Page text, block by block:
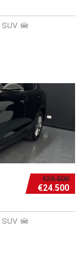
SUV
€25.500
€24.500
SUV